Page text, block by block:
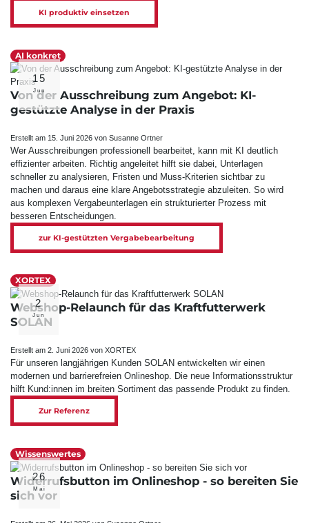
KI produktiv einsetzen
15
Jun
AI konkret
Von der Ausschreibung zum Angebot: KI-
gestützte Analyse in der Praxis
Erstellt am 15. Juni 2026 von Susanne Ortner
Wer Ausschreibungen professionell bearbeitet, kann mit KI deutlich
effizienter arbeiten. Richtig angeleitet hilft sie dabei, Unterlagen
schneller zu analysieren, Fristen und Muss-Kriterien sichtbar zu
machen und daraus eine klare Angebotsstrategie abzuleiten. So wird
aus komplexen Vergabeunterlagen ein strukturierter Prozess mit
besseren Entscheidungen.
zur KI-gestützten Vergabebearbeitung
2
Jun
XORTEX
Webshop-Relaunch für das Kraftfutterwerk
SOLAN
Erstellt am 2. Juni 2026 von XORTEX
Für unseren langjährigen Kunden SOLAN entwickelten wir einen
modernen und barriere­freien Online­shop. Die neue Informations­struktur
hilft Kund:innen im breiten Sortiment das passende Produkt zu finden.
Zur Referenz
26
Mai
Wissenswertes
Widerrufsbutton im Onlineshop - so bereiten Sie
sich vor